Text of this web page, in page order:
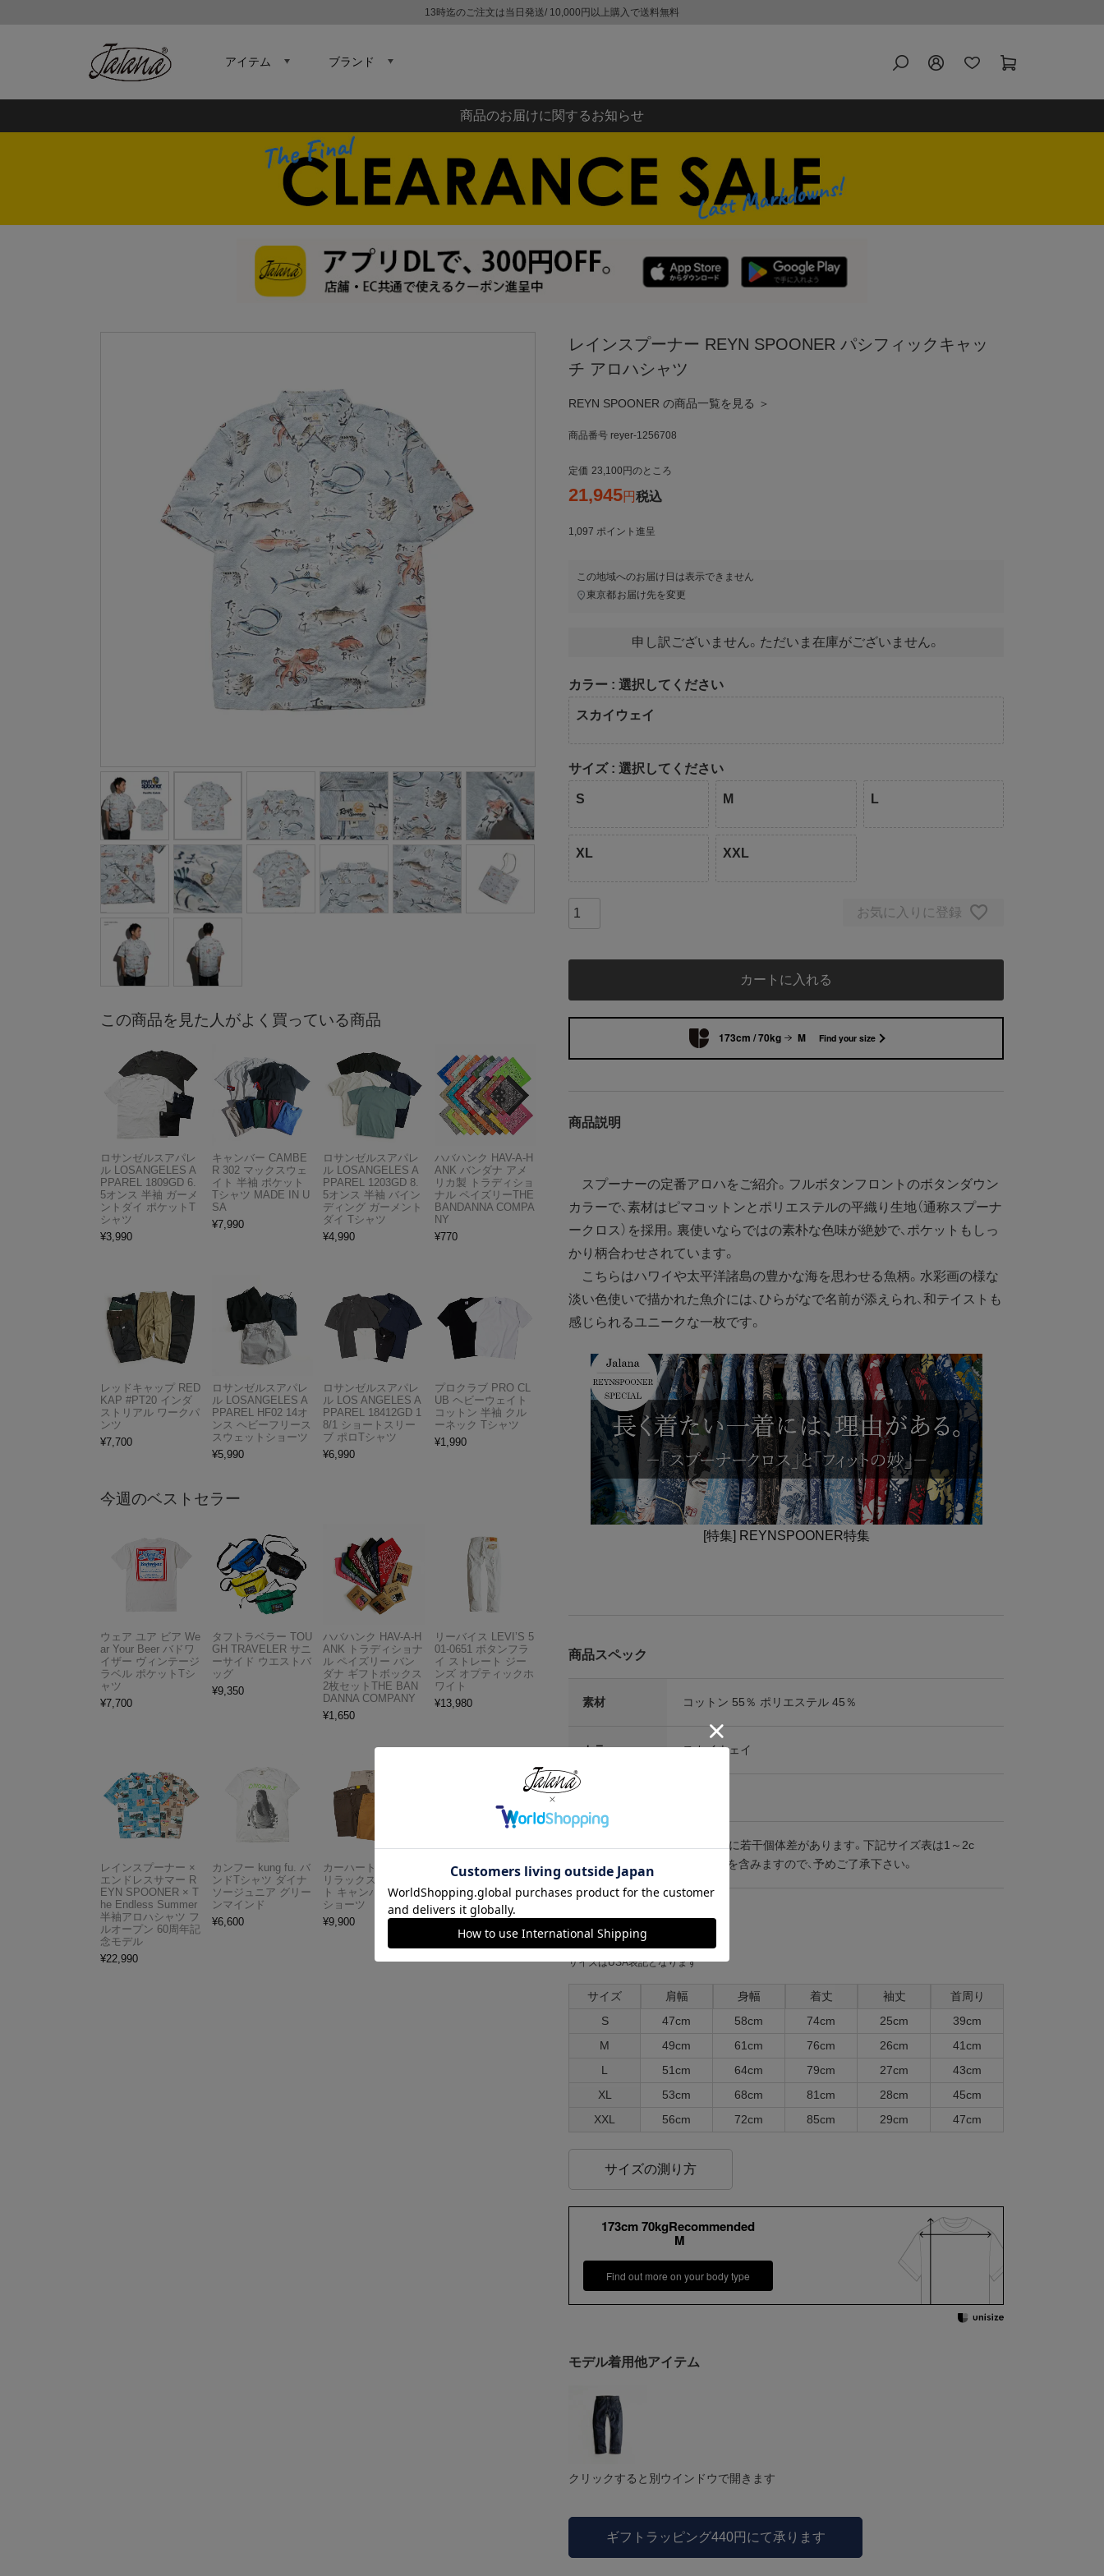
13時迄のご注文は当日発送/ 10,000円以上購入で送料無料
アイテム ブランド
商品のお届けに関するお知らせ
レインスプーナー REYN SPOONER パシフィックキャッ
チ アロハシャツ
REYN SPOONER の商品一覧を見る ＞
商品番号 reyer-1256708
定価 23,100 のところ
21,945 税込
1,097 ポイント進呈
この地域へのお届け日は表示できません
東京都お届け先を変更
申し訳ございません。ただいま在庫がございません。
カラー 選択してください
スカイウェイ
サイズ 選択してください
S M L
XL XXL
お気に入りに登録
カートに入れる
173cm / 70kg M Find your size
商品説明
スプーナーの定番アロハをご紹介。フルボタンフロントのボタンダウン
カラーで、素材はピマコットンとポリエステルの平織り生地（通称スプーナ
ークロス）を採用。裏使いならではの素朴な色味が絶妙で、ポケットもしっ
かり柄合わせされています。
こちらはハワイや太平洋諸島の豊かな海を思わせる魚柄。水彩画の様な
淡い色使いで描かれた魚介には、ひらがなで名前が添えられ、和テイストも
感じられるユニークな一枚です。
[特集] REYNSPOONER特集
商品スペック
素材 コットン 55％ ポリエステル 45％
カラー スカイウェイ
注意点等
※サイズに若干個体差があります。下記サイズ表は1～2c
mの誤差を含みますので、予めご了承下さい。
各部実寸平均値
サイズはUSA表記となります
サイズ 肩幅 身幅 着丈 袖丈
首周り
S
47cm 58cm 74cm 25cm
39cm
M
49cm 61cm 76cm 26cm
41cm
L
51cm 64cm 79cm 27cm
43cm
XL
53cm 68cm 81cm 28cm
45cm
XXL
56cm 72cm 85cm 29cm 47cm
サイズの測り方
173cm 70kgRecommended
M
Find out more on your body type
モデル着用他アイテム
クリックすると別ウインドウで開きます
ギフトラッピング440円にて承ります
この商品を見た人がよく買っている商品
ロサンゼルスアパレ
ル LOSANGELES A
PPAREL 1809GD 6.
5オンス 半袖 ガーメ
ントダイ ポケットT
シャツ
¥3,990
キャンバー CAMBE
R 302 マックスウェ
イト 半袖 ポケット
Tシャツ MADE IN U
SA
¥7,990
ロサンゼルスアパレ
ル LOSANGELES A
PPAREL 1203GD 8.
5オンス 半袖 バイン
ディング ガーメント
ダイ Tシャツ
¥4,990
ハバハンク HAV-A-H
ANK バンダナ アメ
リカ製 トラディショ
ナル ペイズリーTHE
BANDANNA COMPA
NY
¥770
レッドキャップ RED
KAP #PT20 インダ
ストリアル ワークパ
ンツ
¥7,700
ロサンゼルスアパレ
ル LOSANGELES A
PPAREL HF02 14オ
ンス ヘビーフリース
スウェットショーツ
¥5,990
ロサンゼルスアパレ
ル LOS ANGELES A
PPAREL 18412GD 1
8/1 ショートスリー
ブ ポロTシャツ
¥6,990
プロクラブ PRO CL
UB ヘビーウェイト
コットン 半袖 クル
ーネック Tシャツ
¥1,990
今週のベストセラー
ウェア ユア ビア We
ar Your Beer バドワ
イザー ヴィンテージ
ラベル ポケットTシ
ャツ
¥7,700
タフトラベラー TOU
GH TRAVELER サニ
ーサイド ウエストバ
ッグ
¥9,350
ハバハンク HAV-A-H
ANK トラディショナ
ル ペイズリー バン
ダナ ギフトボックス
2枚セットTHE BAN
DANNA COMPANY
¥1,650
リーバイス LEVI’S 5
01-0651 ボタンフラ
イ ストレート ジー
ンズ オプティックホ
ワイト
¥13,980
レインスプーナー ×
エンドレスサマー R
EYN SPOONER × T
he Endless Summer
半袖アロハシャツ フ
ルオープン 60周年記
念モデル
¥22,990
カンフー kung fu. バ
ンドTシャツ ダイナ
ソージュニア グリー
ンマインド
¥6,600
カーハート Carhartt
リラックスドフィッ
ト キャンバスワーク
ショーツ
¥9,900
アメリカンクラシッ
クス AMERICAN CL
ASSICS ムービーT
シャツ フォレストガ
ンプ ロゴ＆ベンチ
5,747